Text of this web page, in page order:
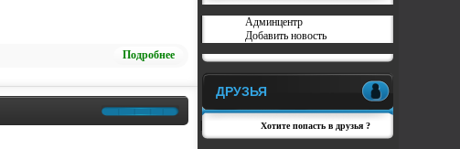
Подробнее
Админцентр
Добавить новость
ДРУЗЬЯ
Хотите попасть в друзья ?